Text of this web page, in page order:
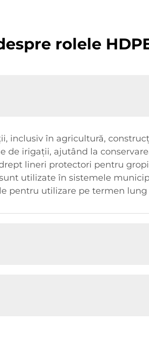
rolele
inclusiv în agricultură,
irigații, ajutând la
lineri protectori pentru
utilizate în sistemele
pentru utilizare pe termen